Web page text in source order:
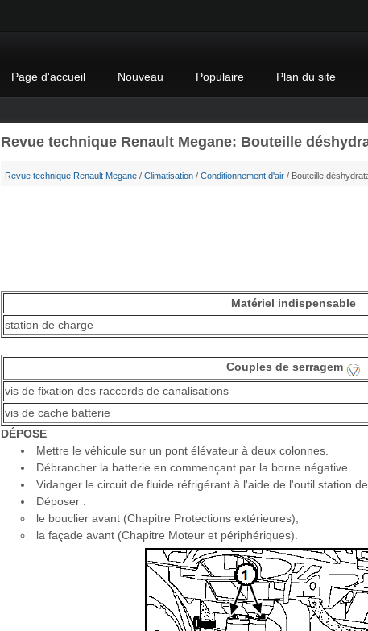
Page d'accueil Nouveau Populaire Plan du site
Revue technique Renault Megane: Bouteille
Revue technique Renault Megane/ Climatisation/ Conditionnement d'air/ Bouteille
Matériel indispensable
station de charge
Couples de serragem
vis de fixation des raccords de canalisations
vis de cache batterie
DÉPOSE
Mettre le véhicule sur un pont élévateur à deux colonnes.
Débrancher la batterie en commençant par la borne négative.
Vidanger le circuit de fluide réfrigérant à l'aide de l'outil station de
Déposer :
le bouclier avant (Chapitre Protections extérieures),
la façade avant (Chapitre Moteur et périphériques).